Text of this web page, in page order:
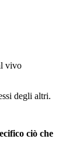
vivo
degli altri.
ciò che